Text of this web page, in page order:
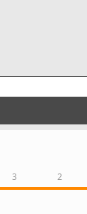
2
3